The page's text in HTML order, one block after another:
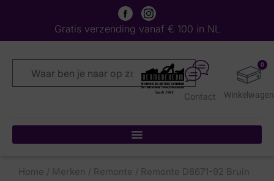
Gratis verzending vanaf € 100 in NL
0
Contact
Home / Merken / Remonte / Remonte D8671-92 Bruin